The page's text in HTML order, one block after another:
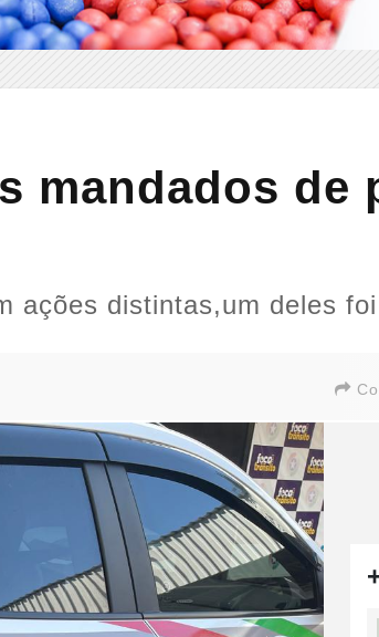
mandados de
ações distintas,um deles